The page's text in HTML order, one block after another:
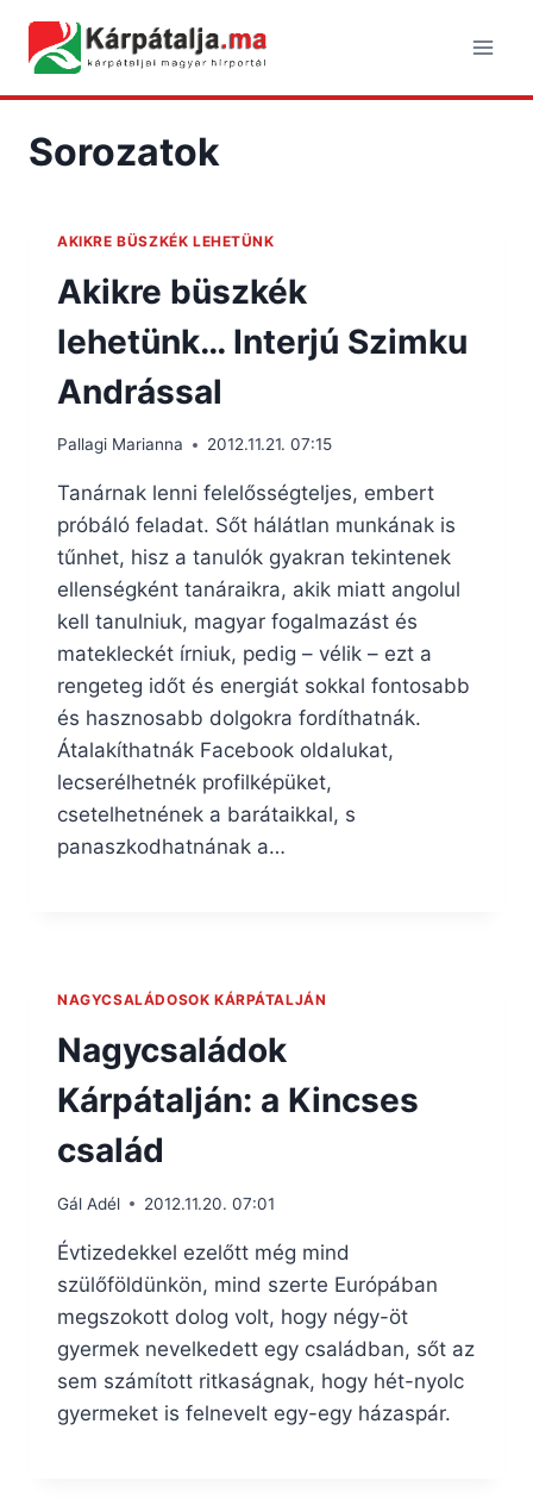
content
Sorozatok
AKIKRE BÜSZKÉK LEHETÜNK
Akikre büszkék
lehetünk… Interjú Szimku
Andrással
Pallagi Marianna 2012.11.21. 07:15
Tanárnak lenni felelősségteljes, embert
próbáló feladat. Sőt hálátlan munkának is
tűnhet, hisz a tanulók gyakran tekintenek
ellenségként tanáraikra, akik miatt angolul
kell tanulniuk, magyar fogalmazást és
matekleckét írniuk, pedig – vélik – ezt a
rengeteg időt és energiát sokkal fontosabb
és hasznosabb dolgokra fordíthatnák.
Átalakíthatnák Facebook oldalukat,
lecserélhetnék profilképüket,
csetelhetnének a barátaikkal, s
panaszkodhatnának a…
NAGYCSALÁDOSOK KÁRPÁTALJÁN
Nagycsaládok
Kárpátalján: a Kincses
család
Gál Adél 2012.11.20. 07:01
Évtizedekkel ezelőtt még mind
szülőföldünkön, mind szerte Európában
megszokott dolog volt, hogy négy-öt
gyermek nevelkedett egy családban, sőt az
sem számított ritkaságnak, hogy hét-nyolc
gyermeket is felnevelt egy-egy házaspár.